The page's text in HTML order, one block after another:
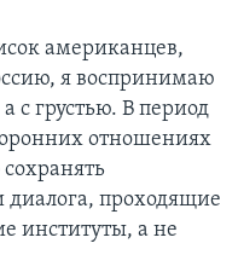
американцев,
я воспринимаю
с грустью. В период
отношениях
диалога, проходящие
институты, а не